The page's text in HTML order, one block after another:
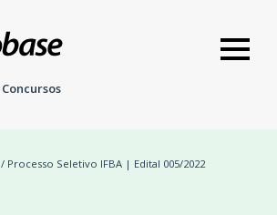
Concursos
/ Processo Seletivo IFBA | Edital 005/2022